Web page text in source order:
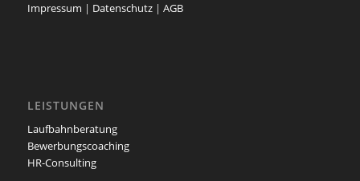
Impressum | Datenschutz| AGB
LEISTUNGEN
Laufbahnberatung
Bewerbungscoaching
HR-Consulting